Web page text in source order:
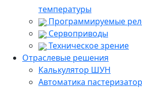
температуры
Программируемые
Сервоприводы
Техническое зрение
Отраслевые решения
Калькулятор ШУН
Автоматика